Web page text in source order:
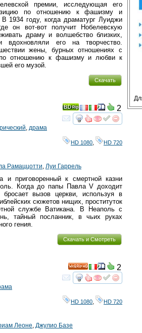
премии, исследующая его
по отношению к фашизму и
1934 году, когда драматург Луиджи
он вот-вот получит Нобелевскую
драму и волшебство близких,
его на творчество.
жены, бурных отношениях с
по отношению к фашизму и любви к
его музой.
Скачать
смотреть
2
, драма
HD 1080 HD 720
Рамаццотти, Луи Гаррель
и приговоренный к смертной казни
Когда до папы Павла V доходит
вызов церкви, используя в
сюжетов нищих, проституток
службе Ватикана. В Неаполь с
тайный посланник, в чьих руках
гения.
Скачать и Смотреть
смотреть
HD
2
HD 1080 HD 720
Леоне Джулио Базе